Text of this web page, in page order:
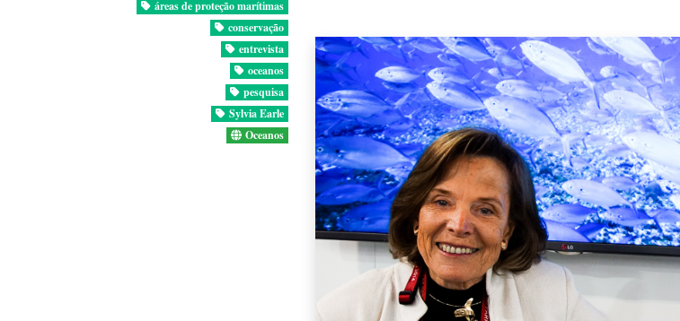
áreas de proteção marítimas
conservação
entrevista
oceanos
pesquisa
Sylvia Earle
Oceanos